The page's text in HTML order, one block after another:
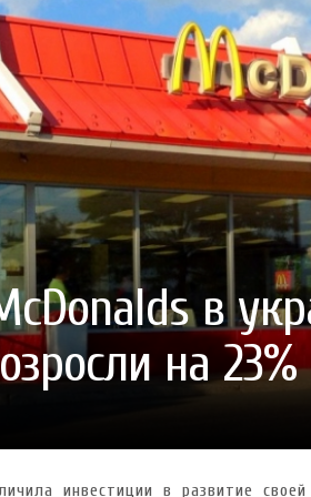
про коньяк, у які час перестати вірити -
що смакує до чаю: новинка зефір від
настрій у кожному шматочку: халва
космічний Сирний фестиваль
від MAUDAU: як затримати літо в
ІДЕАЛЬНИЙ ДАЙКІРІ
в
на 23%
инвестиции в развитие